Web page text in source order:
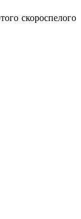
скороспелого